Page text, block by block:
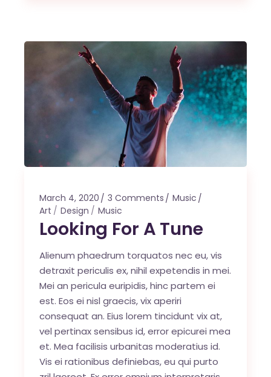
March 4, 2020 3 Comments
Music
Art
Design Music
Looking For A Tune
Alienum phaedrum torquatos nec eu, vis
detraxit periculis ex, nihil expetendis in mei.
Mei an pericula euripidis, hinc partem ei
est. Eos ei nisl graecis, vix aperiri
consequat an. Eius lorem tincidunt vix at,
vel pertinax sensibus id, error epicurei mea
et. Mea facilisis urbanitas moderatius id.
Vis ei rationibus definiebas, eu qui purto